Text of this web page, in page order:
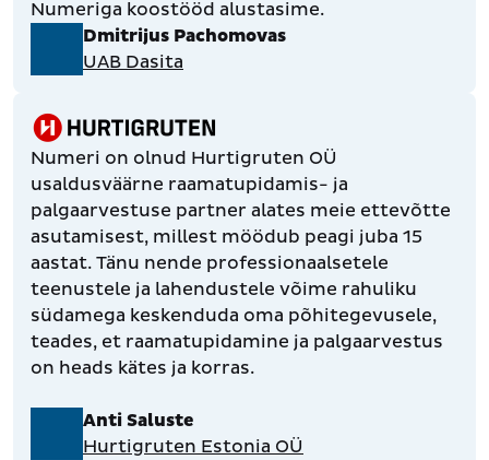
Numeriga koostööd alustasime.
Dmitrijus Pachomovas
UAB Dasita
Numeri on olnud Hurtigruten OÜ
usaldusväärne raamatupidamis- ja
palgaarvestuse partner alates meie ettevõtte
asutamisest, millest möödub peagi juba 15
aastat. Tänu nende professionaalsetele
teenustele ja lahendustele võime rahuliku
südamega keskenduda oma põhitegevusele,
teades, et raamatupidamine ja palgaarvestus
on heads kätes ja korras.
Anti Saluste
Hurtigruten Estonia OÜ